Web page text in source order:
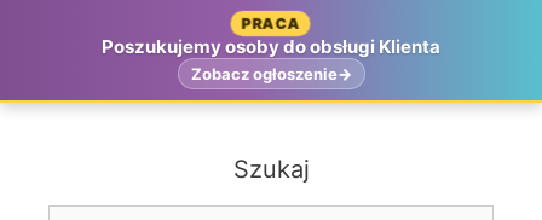
PRACA
Poszukujemy osoby do obsługi Klienta
Zobacz ogłoszenie
Szukaj